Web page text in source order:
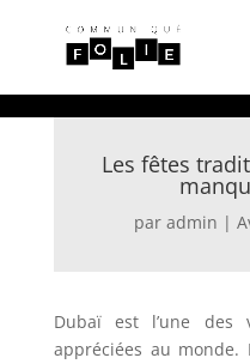
Les fêtes
paradmin |
Dubaï est l’une des
appréciées au monde.